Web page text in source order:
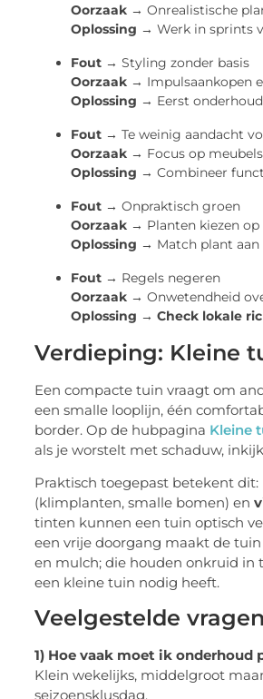
Oorzaak → Onrealistische
Oplossing → Werk in sprints
Fout → Styling zonder basis
Oorzaak → Impulsaankopen
Oplossing → Eerst
Fout → Te weinig aandacht
Oorzaak → Focus op
Oplossing → Combineer
Fout → Onpraktisch groen
Oorzaak → Planten kiezen
Oplossing → Match plant
Fout → Regels negeren
Oorzaak → Onwetendheid
Oplossing → Check lokale
Verdieping: Kleine
Een compacte tuin vraagt om
een smalle looplijn, één
border. Op de hubpagina Kleine
als je worstelt met schaduw,
Praktisch toegepast betekent dit:
(klimplanten, smalle bomen) en
tinten kunnen een tuin optisch
een vrije doorgang maakt de
en mulch; die houden onkruid
een kleine tuin nodig heeft.
Veelgestelde vragen
1) Hoe vaak moet ik onderhoud
Klein wekelijks, middelgroot
seizoensklusdag.